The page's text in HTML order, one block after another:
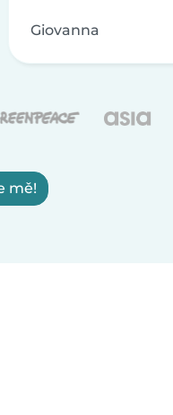
Giovanna
mě!